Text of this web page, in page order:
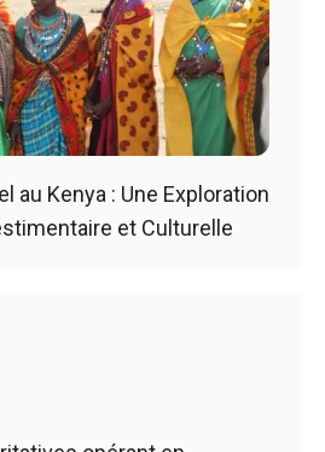
au Kenya : Une Exploration
et Culturelle